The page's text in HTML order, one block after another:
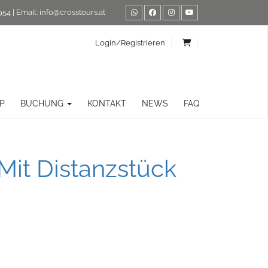
| Email: info@crosstours.at
Login/Registrieren
BUCHUNG KONTAKT NEWS FAQ
Distanzstück